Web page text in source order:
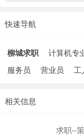
快速导航
柳城求职 计算机专
服务员
营业员 工
相关信息
求职--